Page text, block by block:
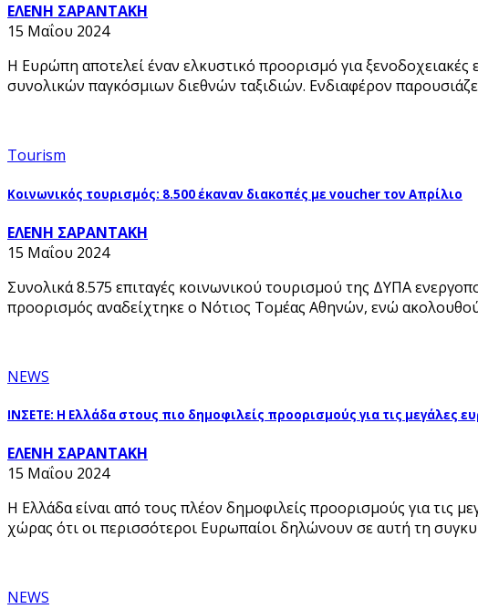
ΕΛΕΝΗ ΣΑΡΑΝΤΑΚΗ
15 Μαΐου 2024
Η Ευρώπη αποτελεί έναν ελκυστικό προορισμό για
συνολικών παγκόσμιων διεθνών ταξιδιών. Ενδιαφέρον
Tourism
Κοινωνικός τουρισμός: 8.500 έκαναν διακοπές με voucher τον Απρίλιο
ΕΛΕΝΗ ΣΑΡΑΝΤΑΚΗ
15 Μαΐου 2024
Συνολικά 8.575 επιταγές κοινωνικού τουρισμού της ΔΥΠΑ
προορισμός αναδείχτηκε ο Νότιος Τομέας Αθηνών, ενώ
NEWS
ΙΝΣΕΤΕ: Η Ελλάδα στους πιο δημοφιλείς προορισμούς για τις μεγάλες
ΕΛΕΝΗ ΣΑΡΑΝΤΑΚΗ
15 Μαΐου 2024
H Ελλάδα είναι από τους πλέον δημοφιλείς προορισμούς για τις
χώρας ότι οι περισσότεροι Ευρωπαίοι δηλώνουν σε αυτή τη
NEWS